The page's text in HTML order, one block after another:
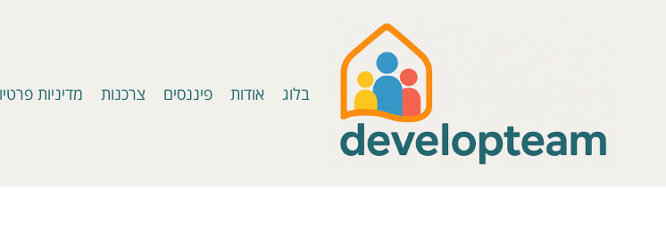
בלוג אודות פיננסים צרכנות מדיניות